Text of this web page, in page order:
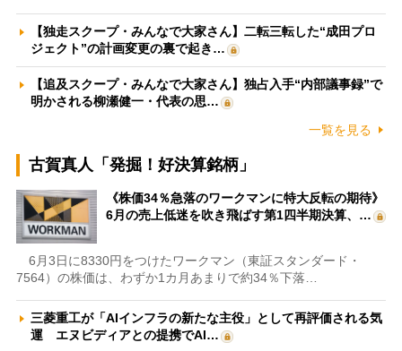
【独走スクープ・みんなで大家さん】二転三転した“成田プロ
ジェクト”の計画変更の裏で起き…
【追及スクープ・みんなで大家さん】独占入手“内部議事録”で
明かされる柳瀬健一・代表の思…
一覧を見る
古賀真人「発掘！好決算銘柄」
《株価34％急落のワークマンに特大反転の期待》
6月の売上低迷を吹き飛ばす第1四半期決算、…
6月3日に8330円をつけたワークマン（東証スタンダード・
7564）の株価は、わずか1カ月あまりで約34％下落…
三菱重工が「AIインフラの新たな主役」として再評価される気
運 エヌビディアとの提携でAI…